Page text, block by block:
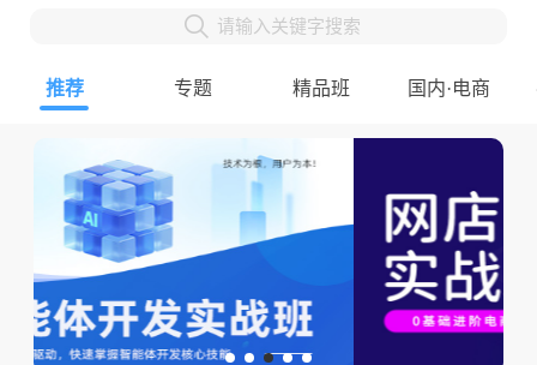
请输入关键字搜索
推荐 专题 精品班 国内·电商